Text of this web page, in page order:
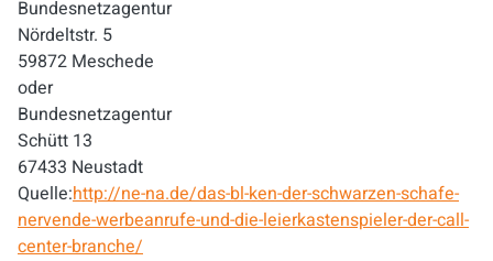
Bundesnetzagentur
Nördeltstr. 5
59872 Meschede
oder
Bundesnetzagentur
Schütt 13
67433 Neustadt
Quelle:http://ne-na.de/das-bl-ken-der-schwarzen-schafe-
nervende-werbeanrufe-und-die-leierkastenspieler-der-call-
center-branche/